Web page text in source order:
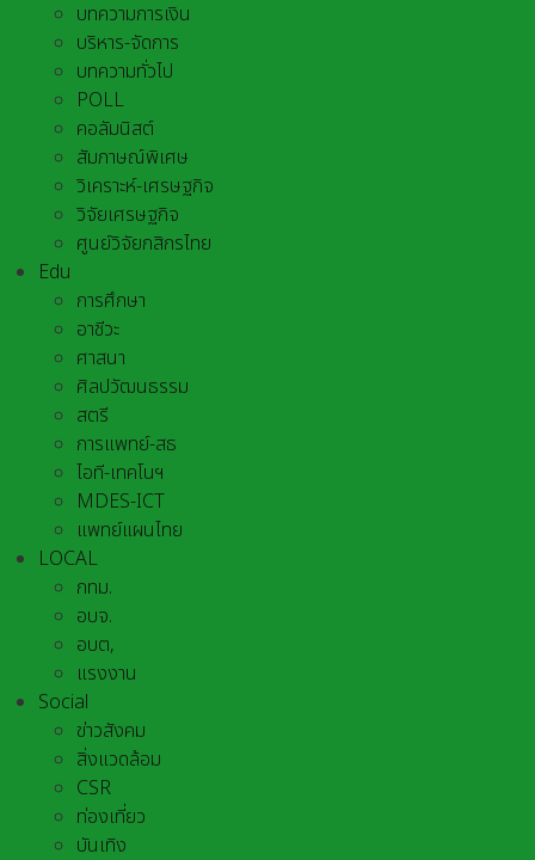
บทความการเงิน
บริหาร-จัดการ
บทความทั่วไป
POLL
คอลัมนิสต์
สัมภาษณ์พิเศษ
วิเคราะห์-เศรษฐกิจ
วิจัยเศรษฐกิจ
ศูนย์วิจัยกสิกรไทย
Edu
การศึกษา
อาชีวะ
ศาสนา
ศิลปวัฒนธรรม
สตรี
การแพทย์-สธ
ไอที-เทคโนฯ
MDES-ICT
แพทย์แผนไทย
LOCAL
กทม.
อบจ.
อบต,
แรงงาน
Social
ข่าวสังคม
สิ่งแวดล้อม
CSR
ท่องเที่ยว
บันเทิง